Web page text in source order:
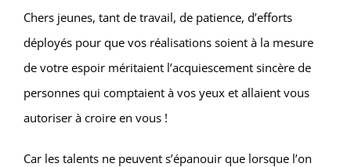
Chers jeunes, tant de travail, de patience, d’efforts
déployés pour que vos réalisations soient à la mesure
de votre espoir méritaient l’acquiescement sincère de
personnes qui comptaient à vos yeux et allaient vous
autoriser à croire en vous !
Car les talents ne peuvent s’épanouir que lorsque l’on